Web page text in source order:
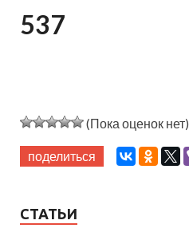
537
(Пока оценок нет)
поделиться
СТАТЬИ